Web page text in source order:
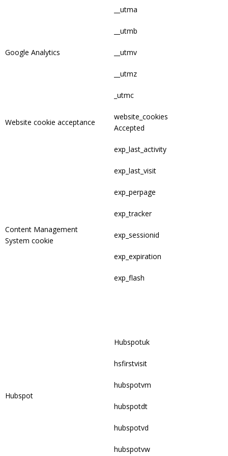
Google Analytics
__utma
__utmb
__utmv
__utmz
_utmc
Website cookie acceptance
website_cookies
Accepted
Content Management
System cookie
exp_last_activity
exp_last_visit
exp_perpage
exp_tracker
exp_sessionid
exp_expiration
exp_flash
Hubspot
Hubspotuk
hsfirstvisit
hubspotvm
hubspotdt
hubspotvd
hubspotvw